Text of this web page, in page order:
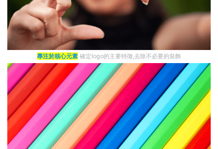
專注於核心元素 確定logo的主要特徵,去除不必要的裝飾